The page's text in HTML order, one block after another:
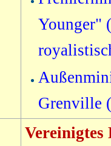
Younger"
Grenville